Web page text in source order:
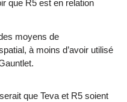
que R5 est en relation
moyens de
à moins d’avoir utilisé
que Teva et R5 soient